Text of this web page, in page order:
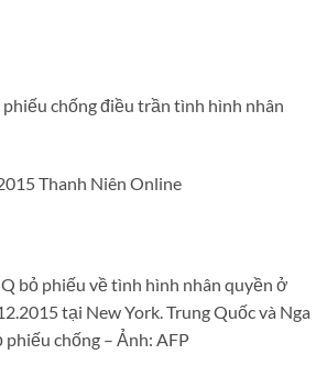
phiếu chống điều trần tình hình nhân
Thanh Niên Online
bỏ phiếu về tình hình nhân quyền ở
tại New York. Trung Quốc và Nga
chống – Ảnh: AFP